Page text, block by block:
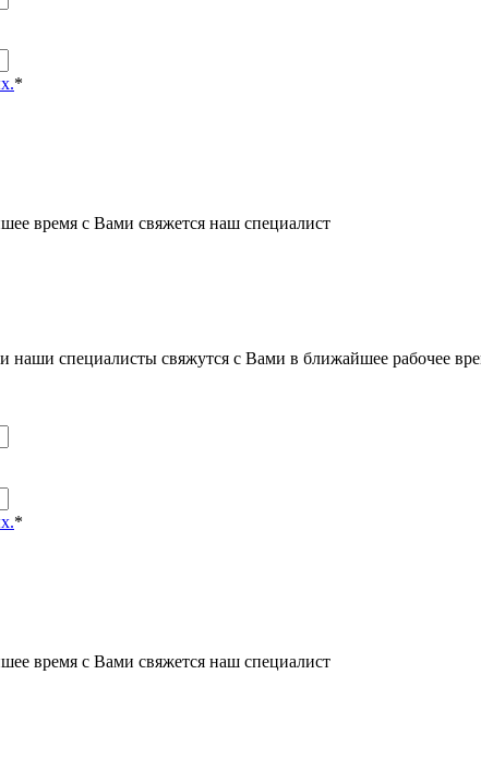
*
время с Вами свяжется наш специалист
наши специалисты свяжутся с Вами в ближайшее рабочее
*
время с Вами свяжется наш специалист